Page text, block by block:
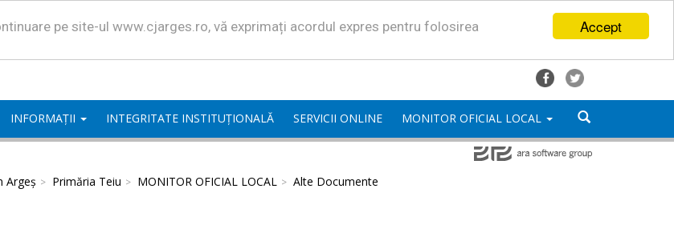
Accept
pe site-ul www.cjarges.ro, vă exprimați acordul expres pentru folosirea
INFORMAȚII INTEGRITATE INSTITUȚIONALĂ SERVICII ONLINE MONITOR OFICIAL LOCAL
Argeș Primăria Teiu MONITOR OFICIAL LOCAL Alte Documente